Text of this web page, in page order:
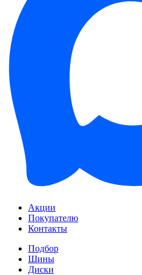
Акции
Покупателю
Контакты
Подбор
Шины
Диски